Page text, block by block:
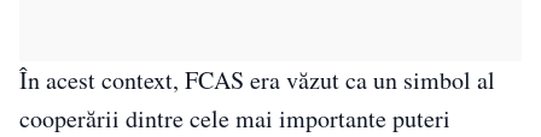
În acest context, FCAS era văzut ca un simbol al
cooperării dintre cele mai importante puteri